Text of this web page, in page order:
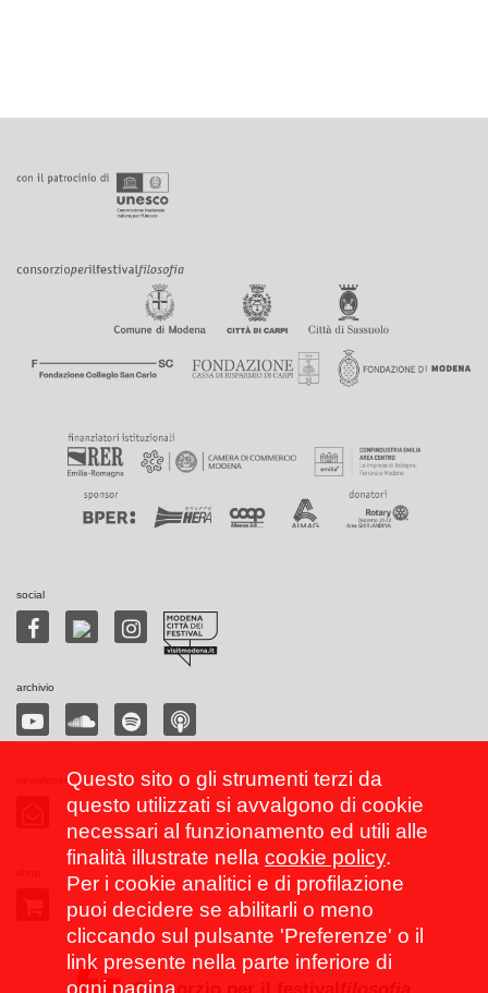
social
archivio
Questo sito o gli strumenti terzi da
questo utilizzati si avvalgono di cookie
necessari al funzionamento ed utili alle
finalità illustrate nella cookie policy.
Per i cookie analitici e di profilazione
puoi decidere se abilitarli o meno
cliccando sul pulsante 'Preferenze' o il
link presente nella parte inferiore di
ogni pagina.